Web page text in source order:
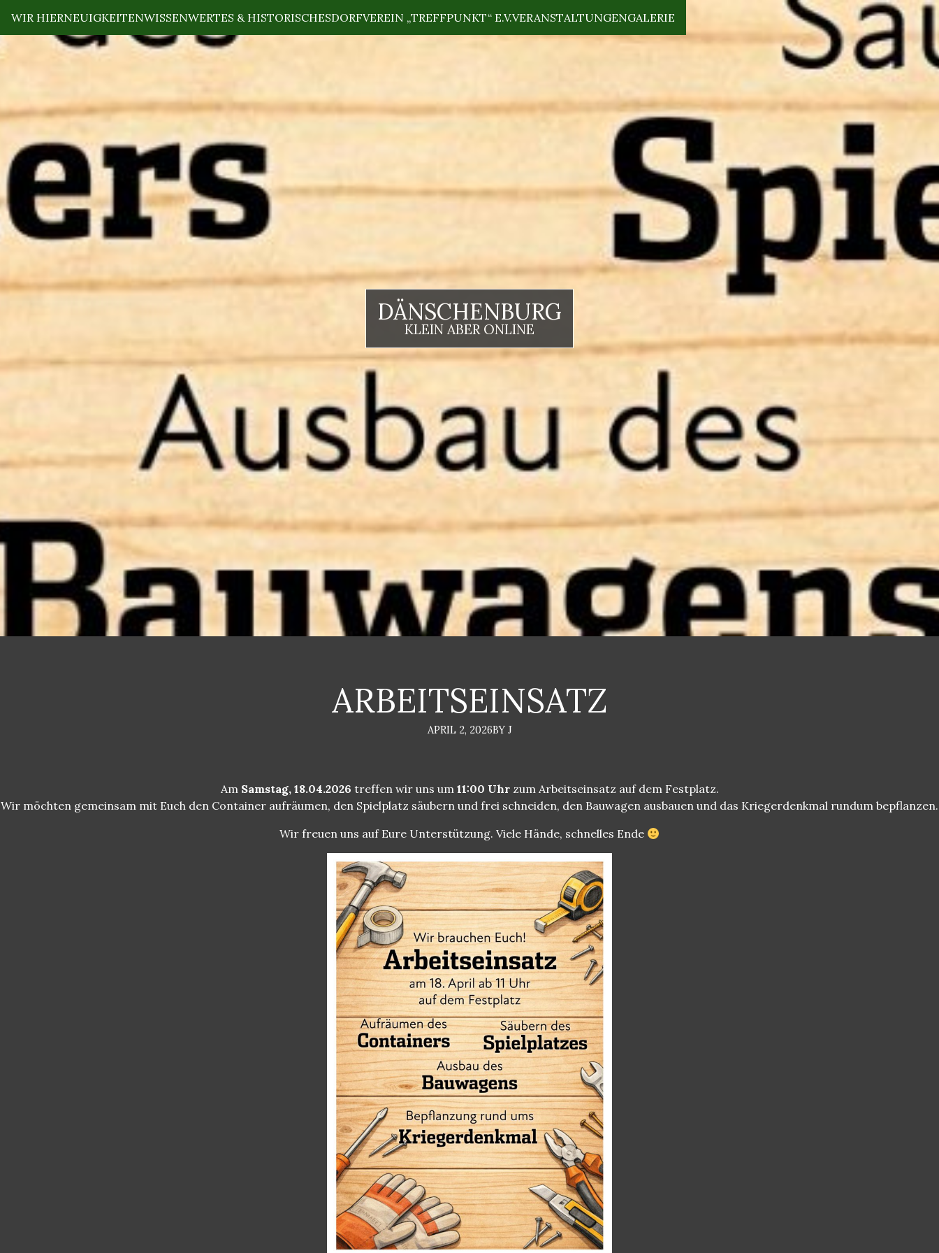
WIR HIERNEUIGKEITENWISSENWERTES & HISTORISCHESDORFVEREIN „TREFFPUNKT“ E.V.VERANSTALTUNGENGALERIE
DÄNSCHENBURG
KLEIN ABER ONLINE
ARBEITSEINSATZ
APRIL 2, 2026BY J
Am Samstag, 18.04.2026 treffen wir uns um11:00 Uhrzum Arbeitseinsatz auf dem Festplatz.
Wir möchten gemeinsam mit Euch den Container aufräumen, den Spielplatz säubern und frei schneiden, den Bauwagen ausbauen und das Kriegerdenkmal rundum bepflanzen.
Wir freuen uns auf Eure Unterstützung. Viele Hände, schnelles Ende